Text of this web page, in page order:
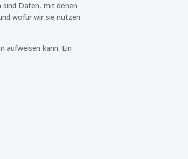
sind Daten, mit denen
wofür wir sie nutzen.
aufweisen kann. Ein